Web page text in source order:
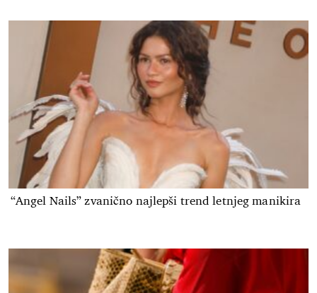
“Angel Nails” zvanično najlepši trend letnjeg manikira